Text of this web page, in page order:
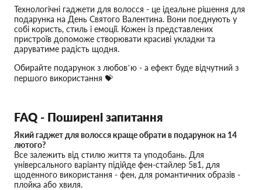
Технологічні гаджети для волосся - це ідеальне рішення для
подарунка на День Святого Валентина. Вони поєднують у
собі користь, стиль і емоції. Кожен із представлених
пристроїв допоможе створювати красиві укладки та
даруватиме радість щодня.
Обирайте подарунок з любов’ю - а ефект буде відчутний з
першого використання 💝
FAQ - Поширені запитання
Який гаджет для волосся краще обрати в подарунок на 14
лютого?
Все залежить від стилю життя та уподобань. Для
універсального варіанту підійде фен-стайлер 5в1, для
щоденного використання - фен, для романтичних образів -
плойка або хвиля.